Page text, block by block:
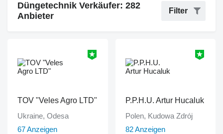
Düngetechnik Verkäufer: 282
Anbieter
Filter
TOV "Veles Agro LTD"
Ukraine, Odesa
67 Anzeigen
P.P.H.U. Artur Hucaluk
Polen, Kudowa Zdrój
82 Anzeigen